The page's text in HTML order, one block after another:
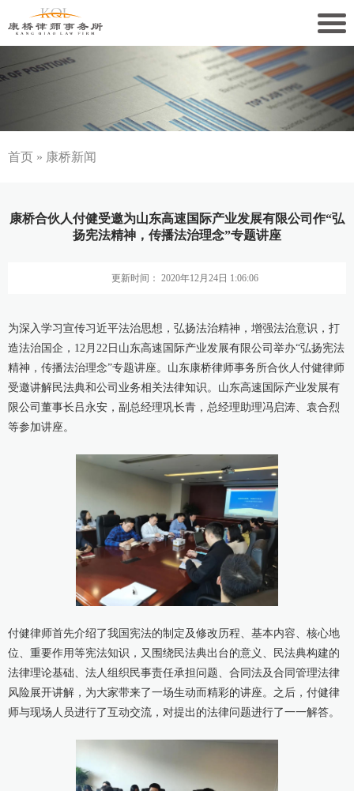
关于康桥
康桥文化
康桥党建
康桥法治研究院
康桥出版
首页 » 康桥新闻
康桥合伙人付健受邀为山东高速国际产业发展有限公司作“弘
扬宪法精神，传播法治理念”专题讲座
更新时间： 2020年12月24日 1:06:06
为深入学习宣传习近平法治思想，弘扬法治精神，增强法治意识，打
造法治国企，12月22日山东高速国际产业发展有限公司举办“弘扬宪法
精神，传播法治理念”专题讲座。山东康桥律师事务所合伙人付健律师
受邀讲解民法典和公司业务相关法律知识。山东高速国际产业发展有
限公司董事长吕永安，副总经理巩长青，总经理助理冯启涛、袁合烈
等参加讲座。
付健律师首先介绍了我国宪法的制定及修改历程、基本内容、核心地
位、重要作用等宪法知识，又围绕民法典出台的意义、民法典构建的
法律理论基础、法人组织民事责任承担问题、合同法及合同管理法律
风险展开讲解，为大家带来了一场生动而精彩的讲座。之后，付健律
师与现场人员进行了互动交流，对提出的法律问题进行了一一解答。